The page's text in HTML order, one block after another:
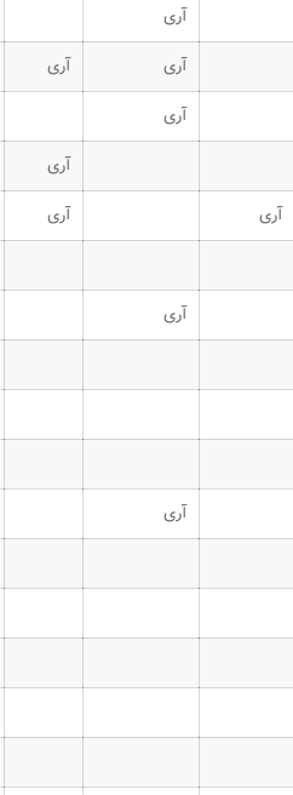
آری
آری
آری
آری
آری
آری
آری
آری
آری